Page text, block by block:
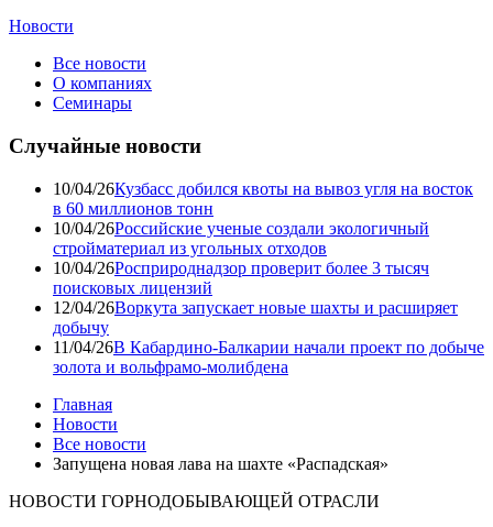
Новости
Все новости
О компаниях
Семинары
Случайные новости
10/04/26Кузбасс добился квоты на вывоз угля на восток
в 60 миллионов тонн
10/04/26Российские ученые создали экологичный
стройматериал из угольных отходов
10/04/26Росприроднадзор проверит более 3 тысяч
поисковых лицензий
12/04/26Воркута запускает новые шахты и расширяет
добычу
11/04/26В Кабардино-Балкарии начали проект по добыче
золота и вольфрамо-молибдена
Главная
Новости
Все новости
Запущена новая лава на шахте «Распадская»
НОВОСТИ ГОРНОДОБЫВАЮЩЕЙ ОТРАСЛИ